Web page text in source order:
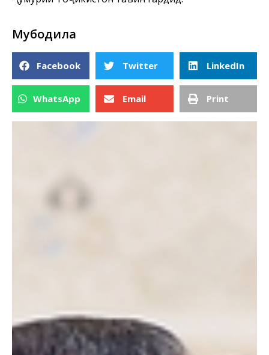
Мубодила
Facebook Twitter LinkedIn
WhatsApp Email Print